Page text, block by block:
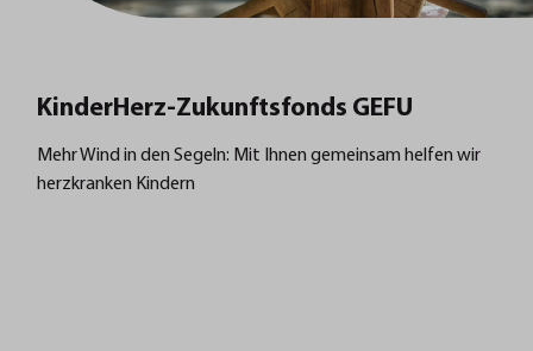
KinderHerz-Zukunftsfonds GEFU
Mehr Wind in den Segeln: Mit Ihnen gemeinsam helfen wir
herzkranken Kindern